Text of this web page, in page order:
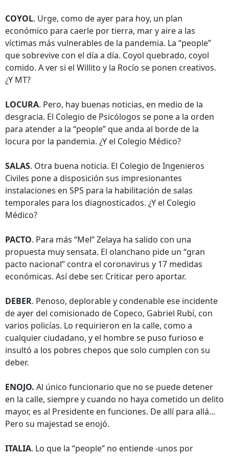
COYOL. Urge, como de ayer para hoy, un plan
económico para caerle por tierra, mar y aire a las
víctimas más vulnerables de la pandemia. La “people”
que sobrevive con el día a día. Coyol quebrado, coyol
comido. A ver si el Willito y la Rocío se ponen creativos.
¿Y MT?
LOCURA. Pero, hay buenas noticias, en medio de la
desgracia. El Colegio de Psicólogos se pone a la orden
para atender a la “people” que anda al borde de la
locura por la pandemia. ¿Y el Colegio Médico?
SALAS. Otra buena noticia. El Colegio de Ingenieros
Civiles pone a disposición sus impresionantes
instalaciones en SPS para la habilitación de salas
temporales para los diagnosticados. ¿Y el Colegio
Médico?
PACTO. Para más “Mel” Zelaya ha salido con una
propuesta muy sensata. El olanchano pide un “gran
pacto nacional” contra el coronavirus y 17 medidas
económicas. Así debe ser. Criticar pero aportar.
DEBER. Penoso, deplorable y condenable ese incidente
de ayer del comisionado de Copeco, Gabriel Rubí, con
varios policías. Lo requirieron en la calle, como a
cualquier ciudadano, y el hombre se puso furioso e
insultó a los pobres chepos que solo cumplen con su
deber.
ENOJO. Al único funcionario que no se puede detener
en la calle, siempre y cuando no haya cometido un delito
mayor, es al Presidente en funciones. De allí para allá...
Pero su majestad se enojó.
ITALIA. Lo que la “people” no entiende -unos por